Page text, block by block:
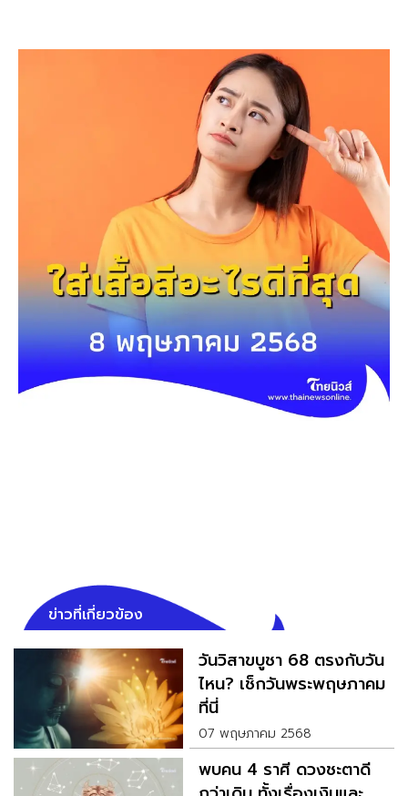
ข่าวที่เกี่ยวข้อง
วันวิสาขบูชา 68 ตรงกับวัน
ไหน? เช็กวันพระพฤษภาคม
ที่นี่
07 พฤษภาคม 2568
พบคน 4 ราศี ดวงชะตาดี